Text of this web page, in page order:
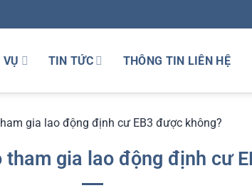
VỤ TIN TỨC THÔNG TIN LIÊN HỆ
gia lao động định cư EB3 được không?
tham gia lao động định cư